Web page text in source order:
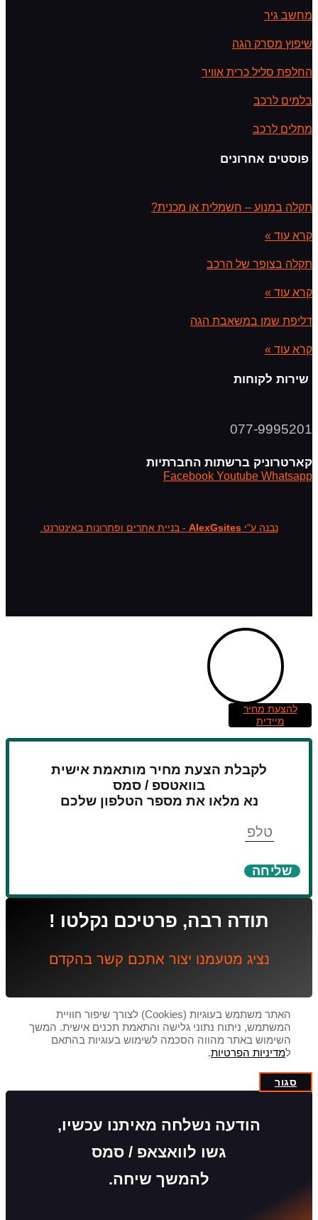
מחשב גיר
שיפוץ מסרק הגה
החלפת סליל כרית אוויר
בלמים לרכב
מתלים לרכב
פוסטים אחרונים
תקלה במנוע – חשמלית או מכנית?
קרא עוד »
תקלה בצופר של הרכב
קרא עוד »
דליפת שמן במשאבת הגה
קרא עוד »
שירות לקוחות
077-9995201
קארטרוניק ברשתות החברתיות
Facebook Youtube Whatsapp
נבנה ע"יAlexGsites - בניית אתרים ופתרונות באינטרנט.
להצעת מחיר
מיידית
לקבלת הצעת מחיר מותאמת אישית
בוואטספ / סמס
נא מלאו את מספר הטלפון שלכם
שליחה
תודה רבה, פרטיכם נקלטו !
נציג מטעמנו יצור אתכם קשר בהקדם
האתר משתמש בעוגיות (Cookies) לצורך שיפור חוויית
המשתמש, ניתוח נתוני גלישה והתאמת תכנים אישית. המשך
השימוש באתר מהווה הסכמה לשימוש בעוגיות בהתאם
למדיניות הפרטיות.
סגור
הודעה נשלחה מאיתנו עכשיו,
גשו לוואצאפ / סמס
להמשך שיחה.